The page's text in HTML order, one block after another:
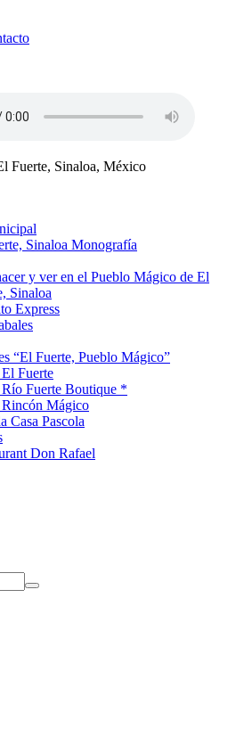
Fuerte, Sinaloa, México
Sinaloa Monografía
y ver en el Pueblo Mágico de El
Sinaloa
Express
“El Fuerte, Pueblo Mágico”
Fuerte
Fuerte Boutique *
Mágico
Casa Pascola
Don Rafael